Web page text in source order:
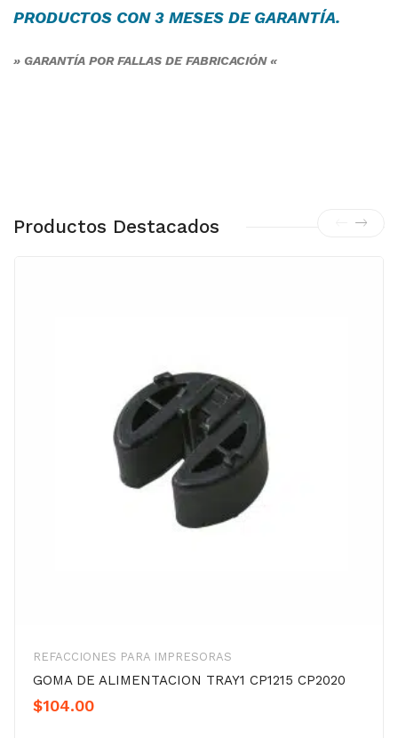
PRODUCTOS CON 3 MESES DEGARANTÍA.
» GARANTÍA POR FALLAS DE FABRICACIÓN «
Productos Destacados
REFACCIONES PARA IMPRESORAS
GOMA DE ALIMENTACION TRAY1 CP1215 CP2020
$104.00